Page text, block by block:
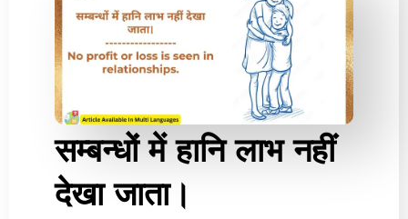
सम्बन्धों में हानि लाभ नहीं
देखा जाता।